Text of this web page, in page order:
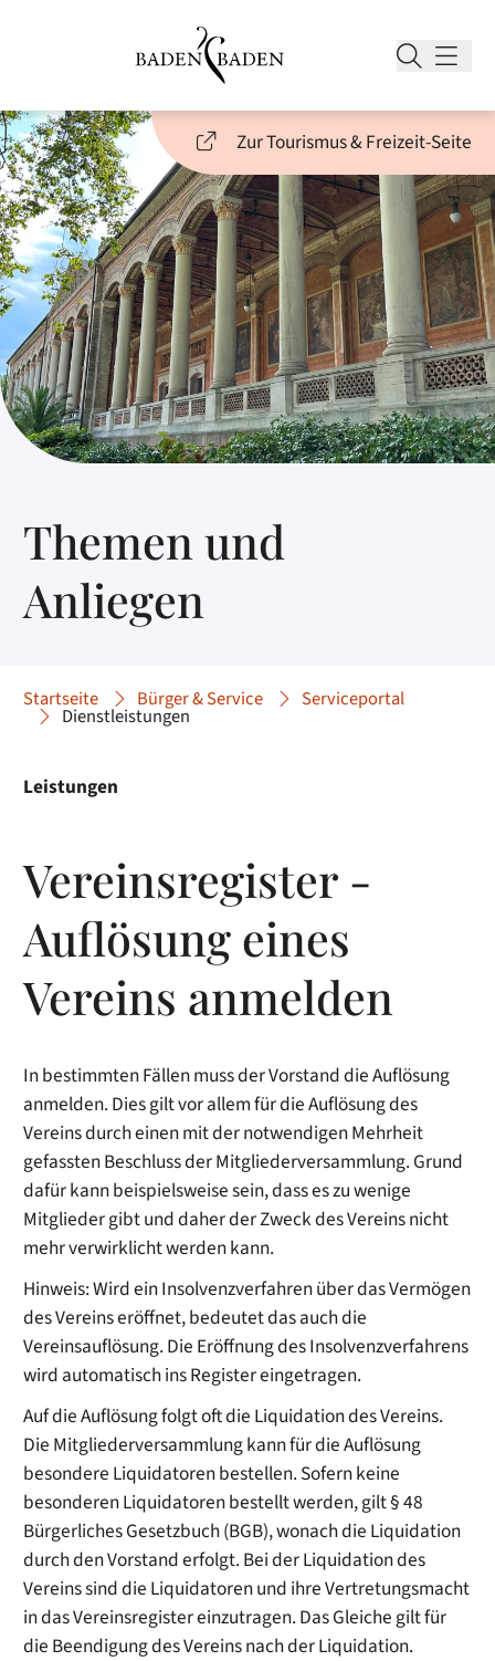
Zur Tourismus & Freizeit-Seite
Themen und
Anliegen
Startseite Bürger & Service Serviceportal
Dienstleistungen
Leistungen
Vereinsregister -
Auflösung eines
Vereins anmelden
In bestimmten Fällen muss der Vorstand die Auflösung
anmelden. Dies gilt vor allem für die Auflösung des
Vereins durch einen mit der notwendigen Mehrheit
gefassten Beschluss der Mitgliederversammlung. Grund
dafür kann beispielsweise sein, dass es zu wenige
Mitglieder gibt und daher der Zweck des Vereins nicht
mehr verwirklicht werden kann.
Hinweis: Wird ein Insolvenzverfahren über das Vermögen
des Vereins eröffnet, bedeutet das auch die
Vereinsauflösung. Die Eröffnung des Insolvenzverfahrens
wird automatisch ins Register eingetragen.
Auf die Auflösung folgt oft die Liquidation des Vereins.
Die Mitgliederversammlung kann für die Auflösung
besondere Liquidatoren bestellen. Sofern keine
besonderen Liquidatoren bestellt werden, gilt § 48
Bürgerliches Gesetzbuch (BGB), wonach die Liquidation
durch den Vorstand erfolgt. Bei der Liquidation des
Vereins sind die Liquidatoren und ihre Vertretungsmacht
in das Vereinsregister einzutragen. Das Gleiche gilt für
die Beendigung des Vereins nach der Liquidation.